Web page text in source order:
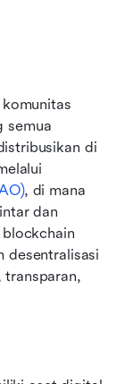
semua
di
, di mana
dan
desentralisasi
transparan,